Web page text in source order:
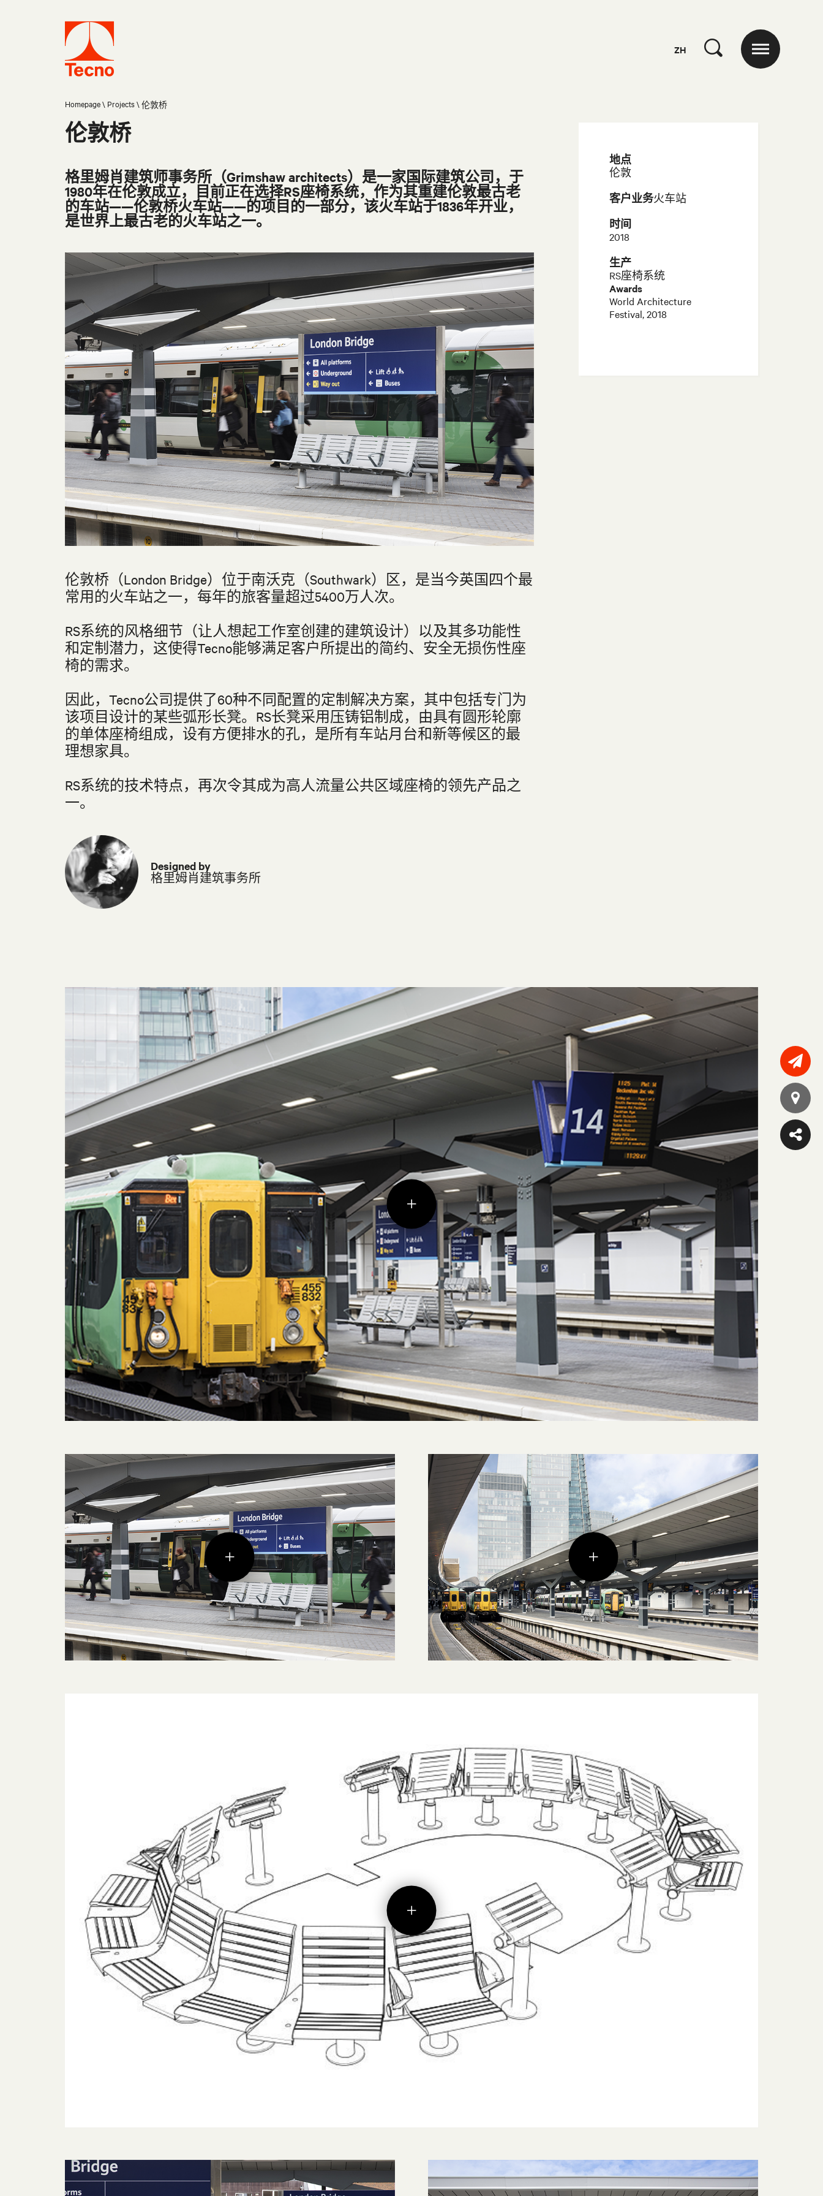
ZH
Homepage Projects 伦敦桥
伦敦桥
格里姆肖建筑师事务所（Grimshaw architects）是一家国际建筑公司，于
1980年在伦敦成立，目前正在选择RS座椅系统，作为其重建伦敦最古老
的车站——伦敦桥火车站——的项目的一部分，该火车站于1836年开业，
是世界上最古老的火车站之一。
伦敦桥（London Bridge）位于南沃克（Southwark）区，是当今英国四个最
常用的火车站之一，每年的旅客量超过5400万人次。
RS系统的风格细节（让人想起工作室创建的建筑设计）以及其多功能性
和定制潜力，这使得Tecno能够满足客户所提出的简约、安全无损伤性座
椅的需求。
因此，Tecno公司提供了60种不同配置的定制解决方案，其中包括专门为
该项目设计的某些弧形长凳。RS长凳采用压铸铝制成，由具有圆形轮廓
的单体座椅组成，设有方便排水的孔，是所有车站月台和新等候区的最
理想家具。
RS系统的技术特点，再次令其成为高人流量公共区域座椅的领先产品之
一。
Designed by
格里姆肖建筑事务所
地点
伦敦
客户业务火车站
时间
2018
生产
RS座椅系统
Awards
World Architecture
Festival, 2018